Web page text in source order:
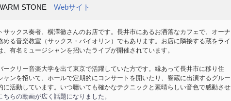
STONE Webサイト
サックス奏者、横澤徹さんのお店です。長井市にあるお洒落なカフェで、オーナ
める音楽教室（サックス・バイオリン）でもあります。お店に隣接する蔵をライ
、有名ミュージシャンを招いたライブが開催されています。
ークリー音楽大学を出て東京で活躍していた方です。縁あって長井市に移り住
ャンを招いて、ホールで定期的にコンサートを開いたり、響蔵に出演するグルー
に活動しています。いつ聴いても確かなテクニックと素晴らしい音色で感動させ
ちらの動画が広く話題になりました。